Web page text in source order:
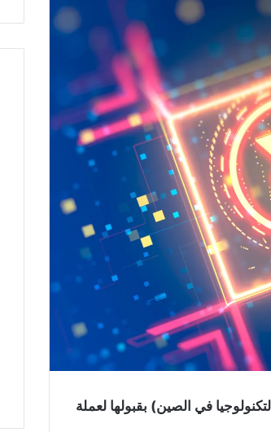
في الصين) بقبولها لعملة